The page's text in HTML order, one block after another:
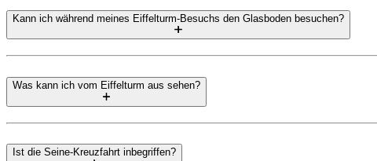
Kann ich während meines Eiffelturm-Besuchs den Glasboden besuchen?
Was kann ich vom Eiffelturm aus sehen?
Ist die Seine-Kreuzfahrt inbegriffen?